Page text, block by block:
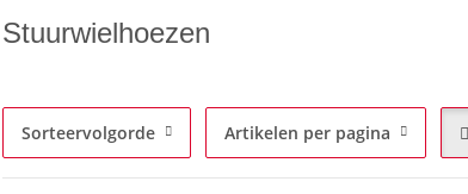
Stuurwielhoezen
Sorteervolgorde Artikelen per pagina